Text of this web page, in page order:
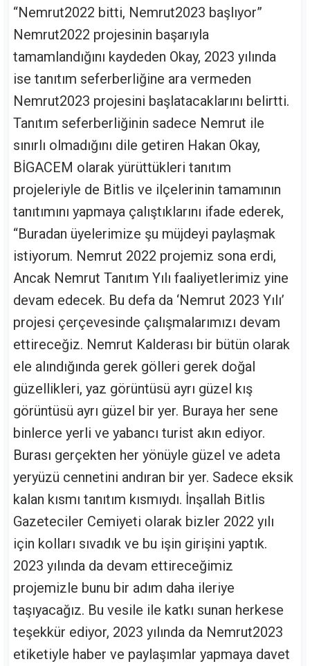
“Nemrut2022 bitti, Nemrut2023 başlıyor”
Nemrut2022 projesinin başarıyla
tamamlandığını kaydeden Okay, 2023 yılında
ise tanıtım seferberliğine ara vermeden
Nemrut2023 projesini başlatacaklarını belirtti.
Tanıtım seferberliğinin sadece Nemrut ile
sınırlı olmadığını dile getiren Hakan Okay,
BİGACEM olarak yürüttükleri tanıtım
projeleriyle de Bitlis ve ilçelerinin tamamının
tanıtımını yapmaya çalıştıklarını ifade ederek,
“Buradan üyelerimize şu müjdeyi paylaşmak
istiyorum. Nemrut 2022 projemiz sona erdi,
Ancak Nemrut Tanıtım Yılı faaliyetlerimiz yine
devam edecek. Bu defa da ‘Nemrut 2023 Yılı’
projesi çerçevesinde çalışmalarımızı devam
ettireceğiz. Nemrut Kalderası bir bütün olarak
ele alındığında gerek gölleri gerek doğal
güzellikleri, yaz görüntüsü ayrı güzel kış
görüntüsü ayrı güzel bir yer. Buraya her sene
binlerce yerli ve yabancı turist akın ediyor.
Burası gerçekten her yönüyle güzel ve adeta
yeryüzü cennetini andıran bir yer. Sadece eksik
kalan kısmı tanıtım kısmıydı. İnşallah Bitlis
Gazeteciler Cemiyeti olarak bizler 2022 yılı
için kolları sıvadık ve bu işin girişini yaptık.
2023 yılında da devam ettireceğimiz
projemizle bunu bir adım daha ileriye
taşıyacağız. Bu vesile ile katkı sunan herkese
teşekkür ediyor, 2023 yılında da Nemrut2023
etiketiyle haber ve paylaşımlar yapmaya davet